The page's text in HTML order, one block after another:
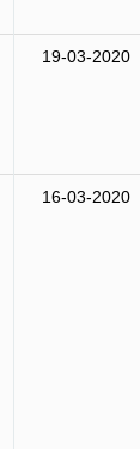
19-03-2020
16-03-2020